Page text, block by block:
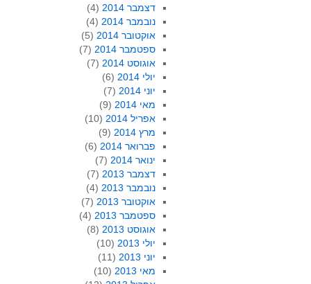
דצמבר 2014
(4)
נובמבר 2014
(4)
אוקטובר 2014
(5)
ספטמבר 2014
(7)
אוגוסט 2014
(7)
יולי 2014
(6)
יוני 2014
(7)
מאי 2014
(9)
אפריל 2014
(10)
מרץ 2014
(9)
פברואר 2014
(6)
ינואר 2014
(7)
דצמבר 2013
(7)
נובמבר 2013
(4)
אוקטובר 2013
(7)
ספטמבר 2013
(4)
אוגוסט 2013
(8)
יולי 2013
(10)
יוני 2013
(11)
מאי 2013
(10)